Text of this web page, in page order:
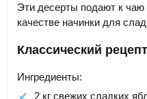
Эти десерты подают к
качестве начинки для
Классический
Ингредиенты:
2 кг свежих сладких